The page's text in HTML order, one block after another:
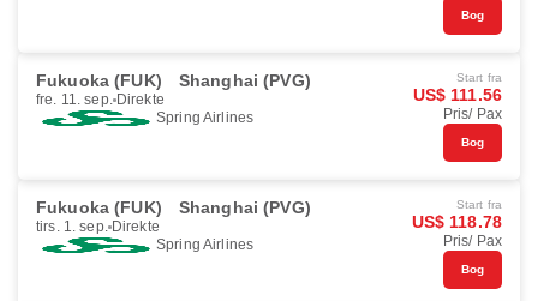
Bog
Fukuoka (FUK) Shanghai (PVG)
fre. 11. sep. Direkte
Spring Airlines
Start fra
US$ 111.56
Pris/ Pax
Bog
Fukuoka (FUK) Shanghai (PVG)
tirs. 1. sep. Direkte
Spring Airlines
Start fra
US$ 118.78
Pris/ Pax
Bog